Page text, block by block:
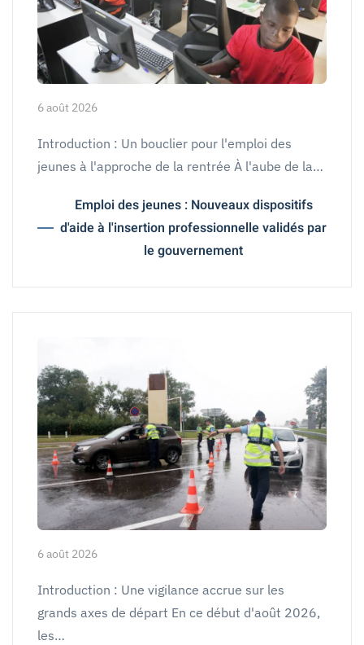
6 août 2026
Introduction : Un bouclier pour l'emploi des
jeunes à l'approche de la rentrée À l'aube de la…
Emploi des jeunes : Nouveaux dispositifs
d'aide à l'insertion professionnelle validés par
le gouvernement
6 août 2026
Introduction : Une vigilance accrue sur les
grands axes de départ En ce début d'août 2026,
les…